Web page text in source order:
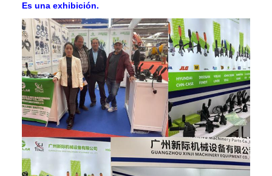
Es una exhibición.